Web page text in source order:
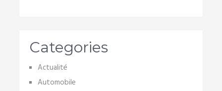
Categories
Actualité
Automobile